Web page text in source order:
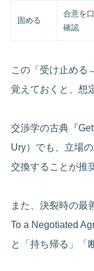
固める
合意を
確認
この「受け止め
覚えておくと、想
交渉学の古典『
Ury）でも、立場
交換することが推
また、決裂時の最
To a Negotiated
と「持ち帰る」「